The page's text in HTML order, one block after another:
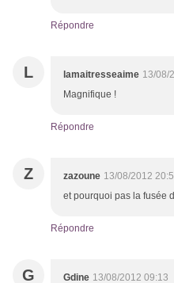
Répondre
L lamaitresseaime 13/08/
Magnifique !
Répondre
Z zazoune 13/08/2012
et pourquoi pas la fusée
Répondre
G Gdine 13/08/2012 09:13